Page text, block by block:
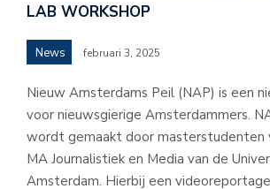
LAB WORKSHOP
News februari 3, 2025
Nieuw Amsterdams Peil (NAP) is een
voor nieuwsgierige Amsterdammers.
wordt gemaakt door masterstudenten
MA Journalistiek en Media van de
Amsterdam. Hierbij een